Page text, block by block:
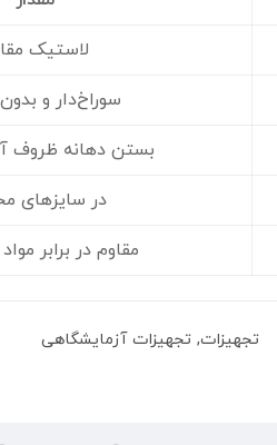
لاستیک
سوراخ‌دار و
بستن دهانه ظروف
در سایزهای
مقاوم در برابر
تجهیزات,تجهیزات آزمایشگاهی